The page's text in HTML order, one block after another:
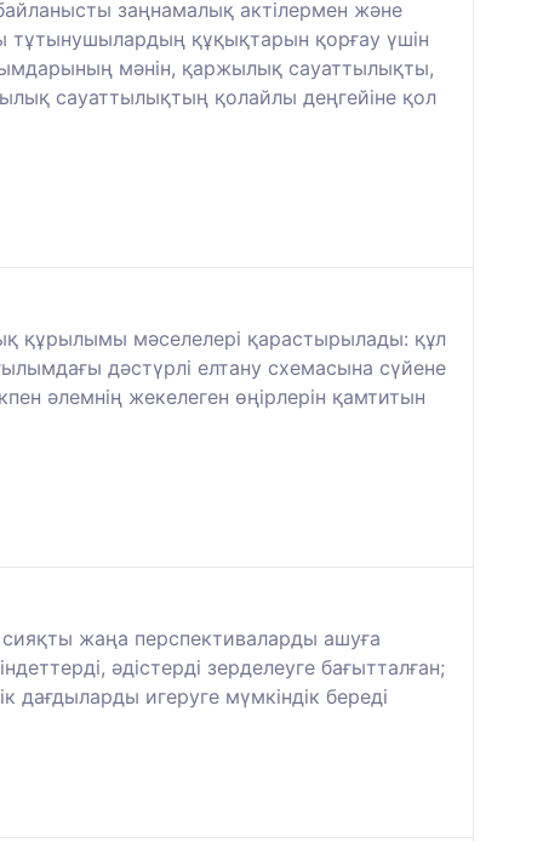
заңнамалық актілермен және
тұтынушылардың құқықтарын қорғау үшін
мәнін, қаржылық сауаттылықты,
сауаттылықтың қолайлы деңгейіне қол
құрылымы мәселелері қарастырылады: құл
дәстүрлі елтану схемасына сүйене
әлемнің жекелеген өңірлерін қамтитын
сияқты жаңа перспективаларды ашуға
әдістерді зерделеуге бағытталған;
дағдыларды игеруге мүмкіндік береді